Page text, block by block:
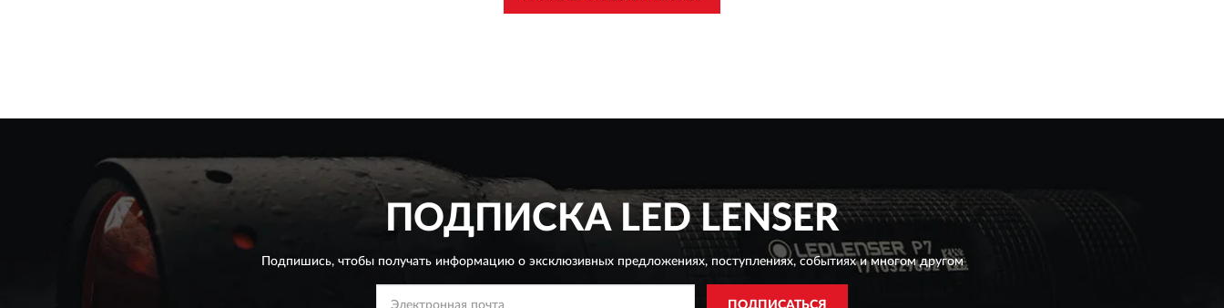
ПОДПИСКАLED LENSER
Подпишись, чтобы получать информацию о эксклюзивных предложениях,поступлениях, событиях и многом другом
ПОДПИСАТЬСЯ